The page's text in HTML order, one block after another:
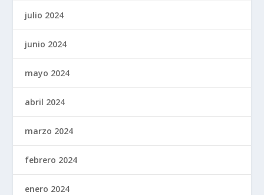
julio 2024
junio 2024
mayo 2024
abril 2024
marzo 2024
febrero 2024
enero 2024